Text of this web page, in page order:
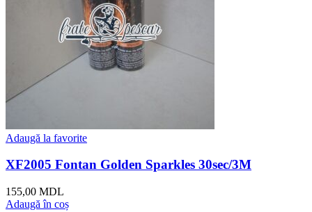
Adaugă la favorite
XF2005 Fontan Golden Sparkles 30sec/3M
155,00 MDL
Adaugă în coș